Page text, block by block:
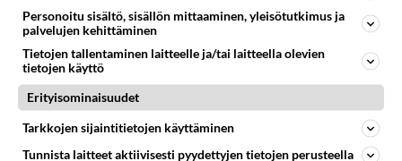
Olen luovuttanut
07.08.2026 15:03
Ikävä
583
Ei se nainen edes oo
mitenkään nätti 🤣🤣🤣🤣🤣
08.08.2026 19:19
Ikävä
61
7
Personoitu sisältö, sisällön mittaaminen, yleisötutkimus ja
palvelujen kehittäminen
Tietojen tallentaminen laitteelle ja/tai laitteella olevien
tietojen käyttö
Erityisominaisuudet
Tarkkojen sijaintitietojen käyttäminen
Tunnista laitteet aktiivisesti pyydettyjen tietojen perusteella